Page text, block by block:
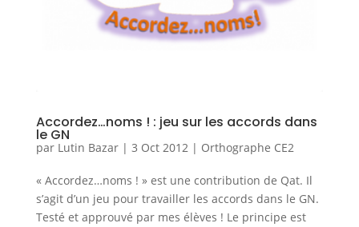
Accordez…noms ! : jeu sur les accords dans
le GN
par Lutin Bazar| 3 Oct 2012| Orthographe CE2
« Accordez…noms ! » est une contribution de Qat. Il
s’agit d’un jeu pour travailler les accords dans le GN.
Testé et approuvé par mes élèves ! Le principe est